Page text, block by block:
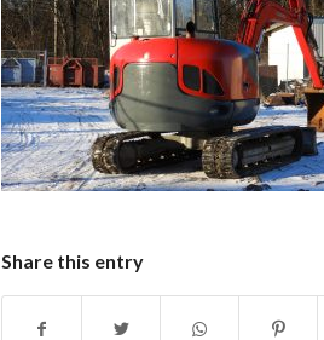
Share this entry